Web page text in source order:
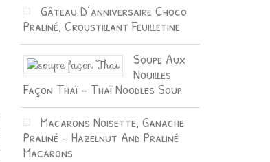
Gâteau D’anniversaire Choco
Praliné, Croustillant Feuilletine
Soupe Aux
Nouilles
Façon Thaï – Thaï Noodles Soup
Macarons Noisette, Ganache
Praliné – Hazelnut And Praliné
Macarons